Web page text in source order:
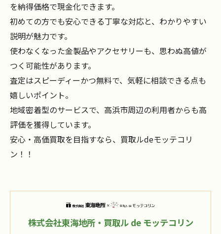
を納得価格で現金化できます。
初めての方でも安心できる丁寧な対応と、わかりやすい
説明が魅力です。
使わなくなった金製品やアクセサリーも、思わぬ高値が
つく可能性があります。
査定はスピーディーかつ無料で、気軽に相談できる点も
嬉しいポイント。
地域密着型のサービスで、高浜市周辺の利用者からも高
評価を獲得しています。
安心・高価買取を目指すなら、買取ルdeモッテコリ
ン！！
株式会社東海地所・買取ル de モッテコリン